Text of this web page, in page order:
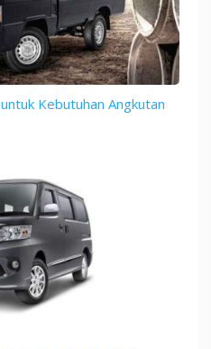
Kebutuhan Angkutan